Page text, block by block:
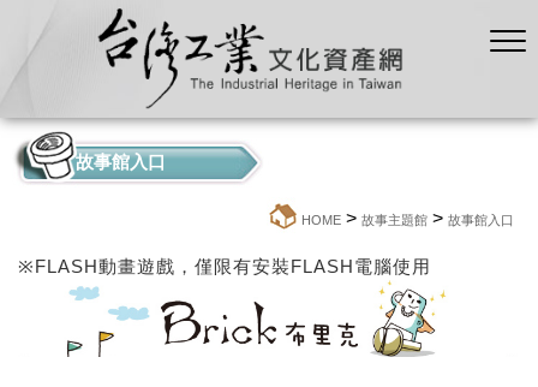
故事館入口
HOME > 故事主題館 > 故事館入口
※FLASH動畫遊戲，僅限有安裝FLASH電腦使用